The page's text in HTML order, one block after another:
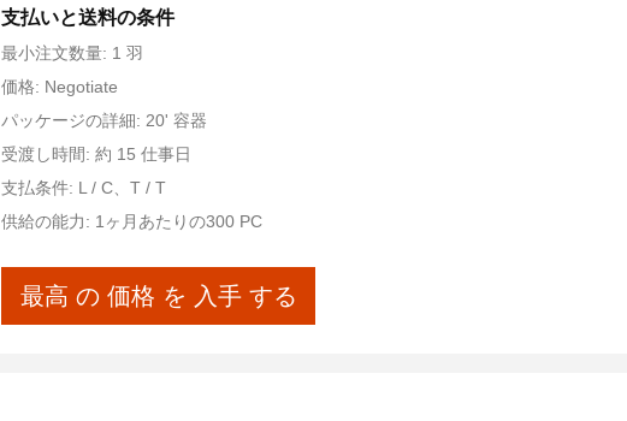
支払いと送料の条件
最小注文数量: 1 羽
価格: Negotiate
パッケージの詳細: 20' 容器
受渡し時間: 約 15 仕事日
支払条件: L / C、T / T
供給の能力: 1ヶ月あたりの300 PC
最高 の 価格 を 入手 する